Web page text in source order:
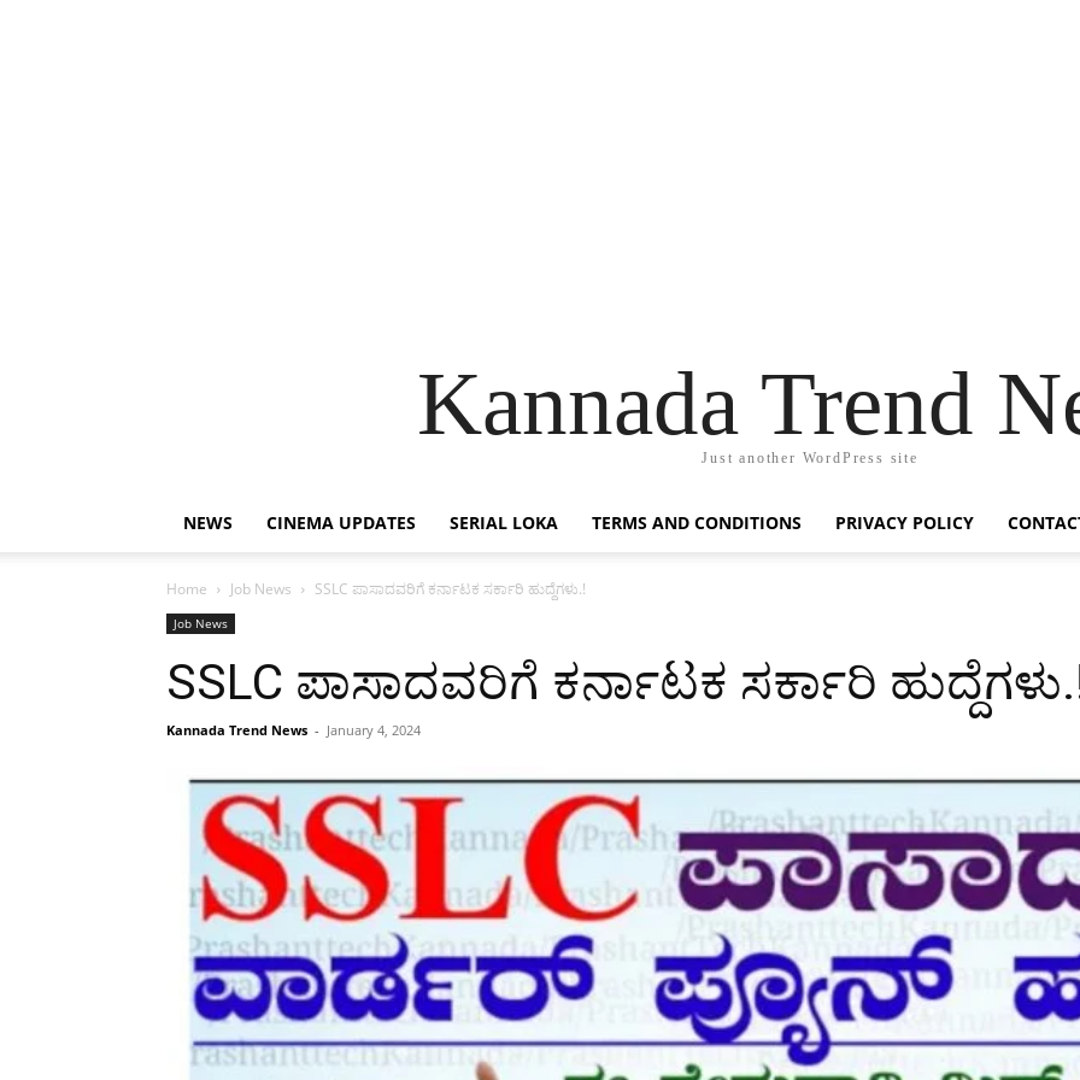
Kannada Trend
Just another WordPress site
NEWS CINEMA UPDATES SERIAL LOKA TERMS AND CONDITIONS PRIVACY POLICY
Home Job News SSLC ಪಾಸಾದವರಿಗೆ ಕರ್ನಾಟಕ ಸರ್ಕಾರಿ ಹುದ್ದೆಗಳು.!
Job News
SSLC ಪಾಸಾದವರಿಗೆ ಕರ್ನಾಟಕ ಸರ್ಕಾರಿ
Kannada Trend News - January 4, 2024